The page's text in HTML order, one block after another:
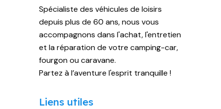
Spécialiste des véhicules de loisirs
depuis plus de 60 ans, nous vous
accompagnons dans l'achat, l'entretien
et la réparation de votre camping-car,
fourgon ou caravane.
Partez à l’aventure l'esprit tranquille !
Liens utiles